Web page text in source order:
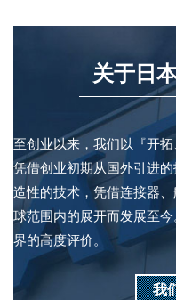
关于日
至创业以来，我们以『开
凭借创业初期从国外引进
造性的技术，凭借连接器
球范围内的展开而发展至
界的高度评价。
我